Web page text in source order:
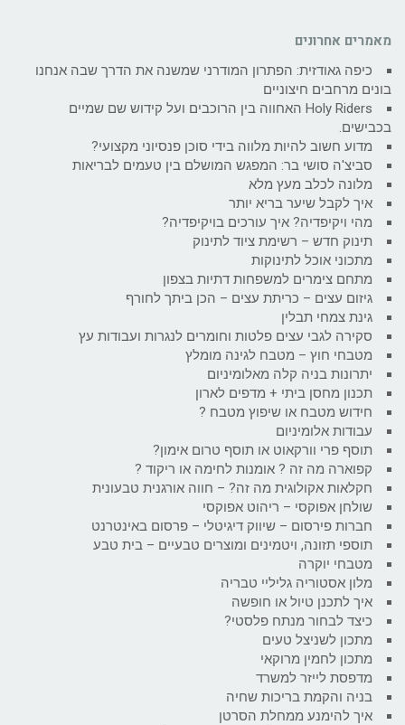
מאמרים אחרונים
כיפה גאודזית: הפתרון המודרני שמשנה את הדרך שבה אנחנו
בונים מרחבים חיצוניים
Holy Riders האחווה בין הרוכבים ועל קידוש שם שמיים
בכבישים.
מדוע חשוב להיות מלווה בידי סוכן פנסיוני מקצועי?
סביצ'ה סושי בר: המפגש המושלם בין טעמים לבריאות
מלונה לכלב מעץ מלא
איך לקבל שיער בריא יותר
מהי ויקיפדיה? איך עורכים בויקיפדיה?
תינוק חדש – רשימת ציוד לתינוק
מתכוני אוכל לתינוקות
מתחם צימרים למשפחות דתיות בצפון
גיזום עצים – כריתת עצים – הכן ביתך לחורף
גינת צמחי תבלין
סקירה לגבי עצים פלטות וחומרים לנגרות ועבודות עץ
מטבחי חוץ – מטבח לגינה מומלץ
יתרונות בניה קלה מאלומיניום
תכנון מחסן ביתי + מדפים לארון
חידוש מטבח או שיפוץ מטבח ?
עבודות אלומיניום
תוסף פרי וורקאוט או תוסף טרום אימון?
קפוארה מה זה ? אומנות לחימה או ריקוד ?
חקלאות אקולוגית מה זה? – חווה אורגנית טבעונית
שולחן אפוקסי – ריהוט אפוקסי
חברות פירסום – שיווק דיגיטלי – פרסום באינטרנט
תוספי תזונה, ויטמינים ומוצרים טבעיים – בית טבע
מטבחי יוקרה
מלון אסטוריה גליליי טבריה
איך לתכנן טיול או חופשה
כיצד לבחור מנתח פלסטי?
מתכון לשניצל טעים
מתכון לחמין מרוקאי
מדפסת לייזר למשרד
בניה והקמת בריכות שחיה
איך להימנע ממחלת הסרטן